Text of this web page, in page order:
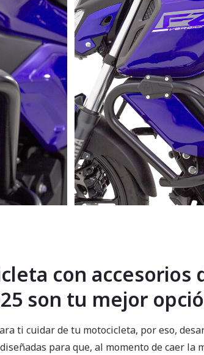
con accesorios
son tu mejor
ti cuidar de tu motocicleta, por eso,
para que, al momento de caer